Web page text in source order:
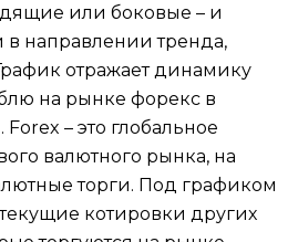
или боковые – и
в направлении тренда,
отражает динамику
на рынке форекс в
– это глобальное
валютного рынка, на
торги. Под графиком
котировки других